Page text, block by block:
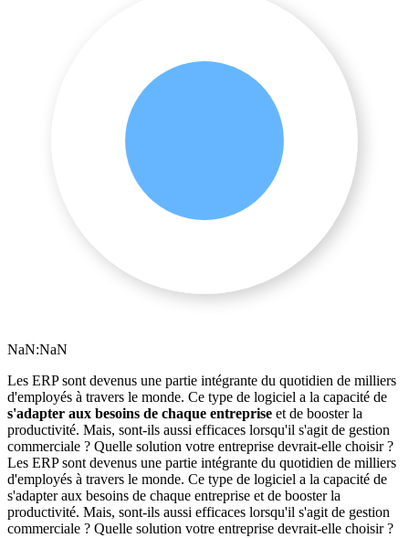
NaN:NaN
Les ERP sont devenus une partie intégrante du quotidien de milliers
d'employés à travers le monde. Ce type de logiciel a la capacité de
s'adapter aux besoins de chaque entreprise et de booster la
productivité. Mais, sont-ils aussi efficaces lorsqu'il s'agit de gestion
commerciale ? Quelle solution votre entreprise devrait-elle choisir ?
Les ERP sont devenus une partie intégrante du quotidien de milliers
d'employés à travers le monde. Ce type de logiciel a la capacité de
s'adapter aux besoins de chaque entreprise et de booster la
productivité. Mais, sont-ils aussi efficaces lorsqu'il s'agit de gestion
commerciale ? Quelle solution votre entreprise devrait-elle choisir ?